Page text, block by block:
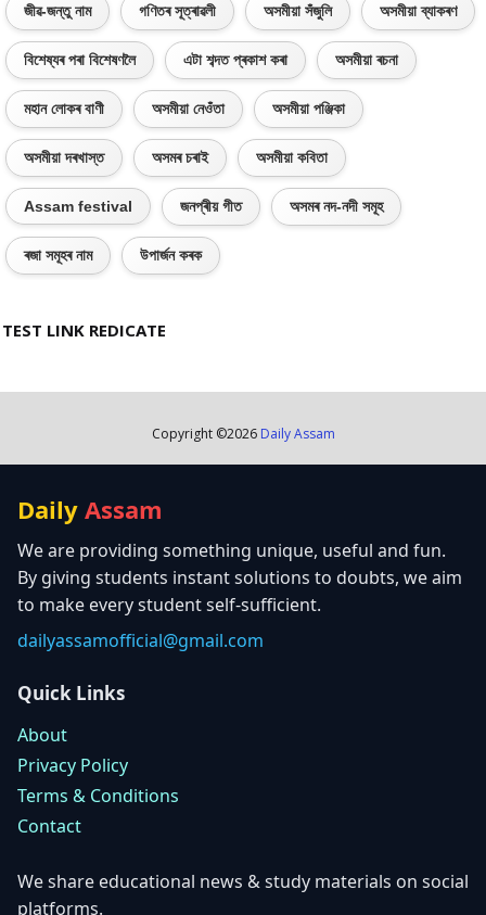
জীৱ-জন্তু নাম গণিতৰ সূত্ৰাৱলী অসমীয়া সঁজুলি অসমীয়া ব্যাকৰণ
বিশেষ্যৰ পৰা বিশেষণলৈ এটা শব্দত প্ৰকাশ কৰা অসমীয়া ৰচনা
মহান লোকৰ বাণী অসমীয়া নেওঁতা অসমীয়া পঞ্জিকা
অসমীয়া দৰখাস্ত অসমৰ চৰাই অসমীয়া কবিতা
Assam festival জনপ্ৰীয় গীত অসমৰ নদ-নদী সমূহ
ৰজা সমূহৰ নাম উপাৰ্জন কৰক
TEST LINK REDICATE
Copyright ©2026 Daily Assam
Daily Assam
We are providing something unique, useful and fun.
By giving students instant solutions to doubts, we aim
to make every student self-sufficient.
dailyassamofficial@gmail.com
Quick Links
About
Privacy Policy
Terms & Conditions
Contact
We share educational news & study materials on social
platforms.